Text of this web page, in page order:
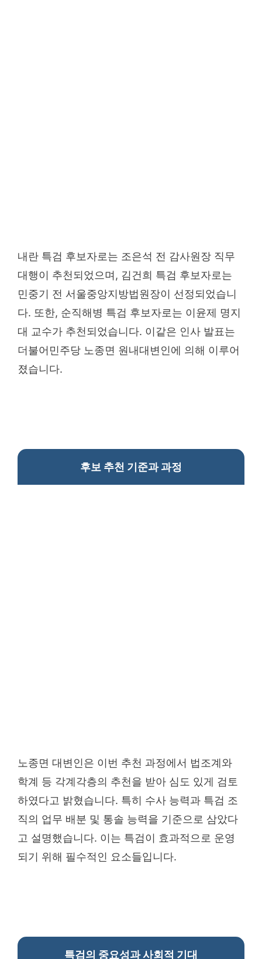
내란 특검 후보자로는 조은석 전 감사원장 직무
대행이 추천되었으며, 김건희 특검 후보자로는
민중기 전 서울중앙지방법원장이 선정되었습니
다. 또한, 순직해병 특검 후보자로는 이윤제 명지
대 교수가 추천되었습니다. 이같은 인사 발표는
더불어민주당 노종면 원내대변인에 의해 이루어
졌습니다.
후보 추천 기준과 과정
노종면 대변인은 이번 추천 과정에서 법조계와
학계 등 각계각층의 추천을 받아 심도 있게 검토
하였다고 밝혔습니다. 특히 수사 능력과 특검 조
직의 업무 배분 및 통솔 능력을 기준으로 삼았다
고 설명했습니다. 이는 특검이 효과적으로 운영
되기 위해 필수적인 요소들입니다.
특검의 중요성과 사회적 기대